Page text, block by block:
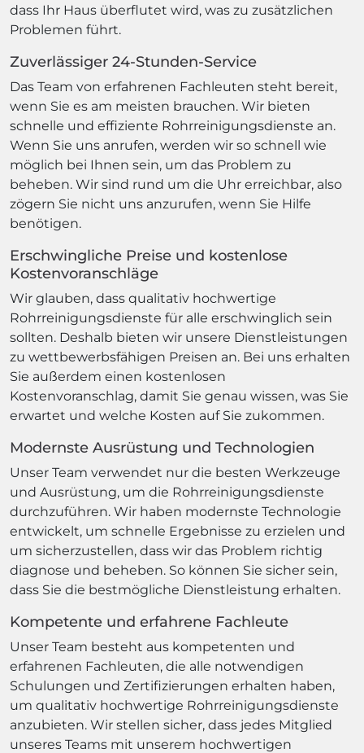
dass Ihr Haus überflutet wird, was zu zusätzlichen
Problemen führt.
Zuverlässiger 24-Stunden-Service
Das Team von erfahrenen Fachleuten steht bereit,
wenn Sie es am meisten brauchen. Wir bieten
schnelle und effiziente Rohrreinigungsdienste an.
Wenn Sie uns anrufen, werden wir so schnell wie
möglich bei Ihnen sein, um das Problem zu
beheben. Wir sind rund um die Uhr erreichbar, also
zögern Sie nicht uns anzurufen, wenn Sie Hilfe
benötigen.
Erschwingliche Preise und kostenlose
Kostenvoranschläge
Wir glauben, dass qualitativ hochwertige
Rohrreinigungsdienste für alle erschwinglich sein
sollten. Deshalb bieten wir unsere Dienstleistungen
zu wettbewerbsfähigen Preisen an. Bei uns erhalten
Sie außerdem einen kostenlosen
Kostenvoranschlag, damit Sie genau wissen, was Sie
erwartet und welche Kosten auf Sie zukommen.
Modernste Ausrüstung und Technologien
Unser Team verwendet nur die besten Werkzeuge
und Ausrüstung, um die Rohrreinigungsdienste
durchzuführen. Wir haben modernste Technologie
entwickelt, um schnelle Ergebnisse zu erzielen und
um sicherzustellen, dass wir das Problem richtig
diagnose und beheben. So können Sie sicher sein,
dass Sie die bestmögliche Dienstleistung erhalten.
Kompetente und erfahrene Fachleute
Unser Team besteht aus kompetenten und
erfahrenen Fachleuten, die alle notwendigen
Schulungen und Zertifizierungen erhalten haben,
um qualitativ hochwertige Rohrreinigungsdienste
anzubieten. Wir stellen sicher, dass jedes Mitglied
unseres Teams mit unserem hochwertigen